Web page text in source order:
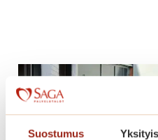
Suostumus